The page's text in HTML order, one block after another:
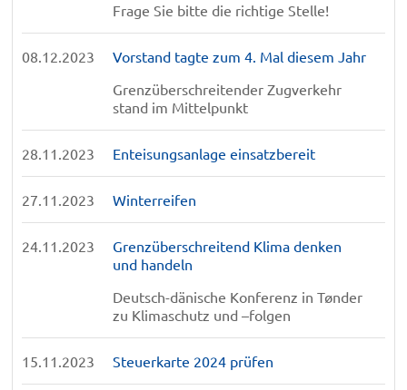
Frage Sie bitte die richtige Stelle!
08.12.2023
Vorstand tagte zum 4. Mal diesem Jahr
Grenzüberschreitender Zugverkehr
stand im Mittelpunkt
28.11.2023 Enteisungsanlage einsatzbereit
27.11.2023 Winterreifen
24.11.2023
Grenzüberschreitend Klima denken
und handeln
Deutsch-dänische Konferenz in Tønder
zu Klimaschutz und –folgen
15.11.2023 Steuerkarte 2024 prüfen